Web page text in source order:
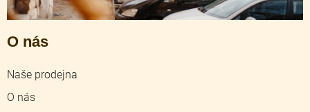
O nás
Naše prodejna
O nás